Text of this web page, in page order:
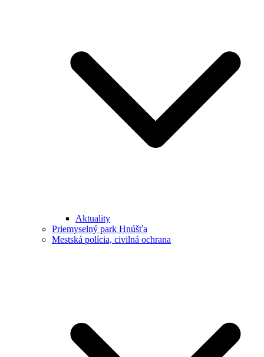
Aktuality
Priemyselný park Hnúšťa
Mestská polícia, civilná ochrana